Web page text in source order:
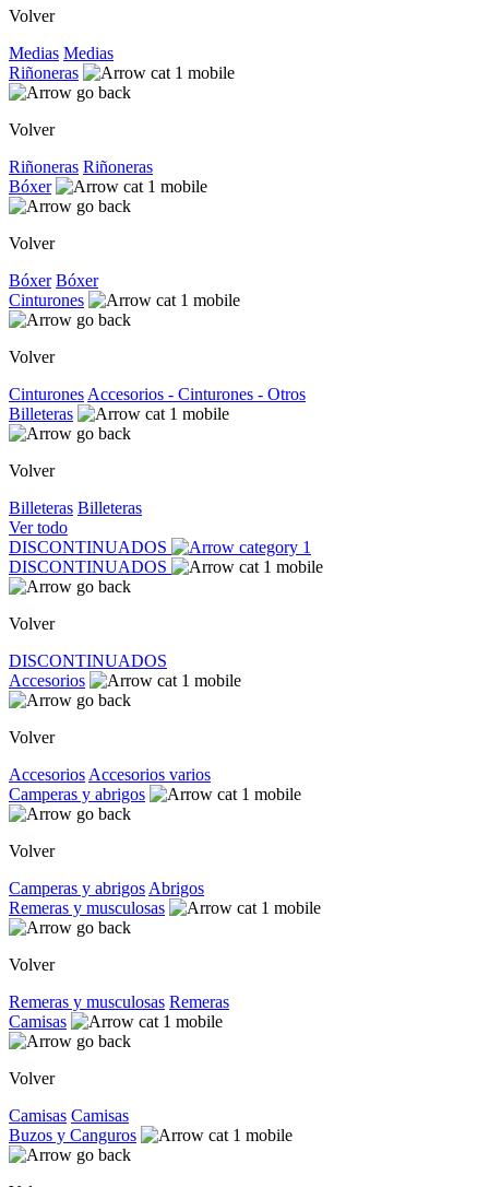
Volver
Medias Medias
Riñoneras
Volver
Riñoneras Riñoneras
Bóxer
Volver
Bóxer Bóxer
Cinturones
Volver
Cinturones Accesorios - Cinturones - Otros
Billeteras
Volver
Billeteras Billeteras
Ver todo
DISCONTINUADOS
DISCONTINUADOS
Volver
DISCONTINUADOS
Accesorios
Volver
Accesorios Accesorios varios
Camperas y abrigos
Volver
Camperas y abrigos Abrigos
Remeras y musculosas
Volver
Remeras y musculosas Remeras
Camisas
Volver
Camisas Camisas
Buzos y Canguros